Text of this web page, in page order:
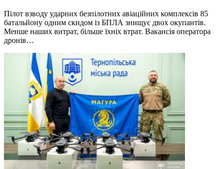
Пілот взводу ударних безпілотних авіаційних комплексів 85
батальйону одним скидом із БПЛА знищує двох окупантів.
Менше наших витрат, більше їхніх втрат. Вакансія оператора
дронів…